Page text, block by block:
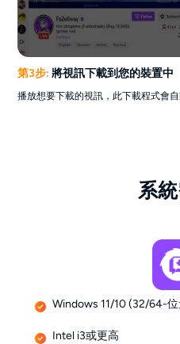
第3步: 將視訊下載到您的裝置中
播放想要下載的視訊，此下載程式會
系
Windows 11/10 (32/64-
Intel i3或更高